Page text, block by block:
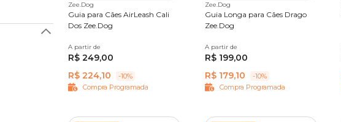
Zee.Dog
Guia para Cães AirLeash Cali
Dos Zee.Dog
Único
A partir de
R$ 249,00
R$ 224,10
-10%
Compra Programada
Zee.Dog
Guia Longa para Cães Drago
Zee.Dog
Único
A partir de
R$ 199,00
R$ 179,10
-10%
Compra Programada